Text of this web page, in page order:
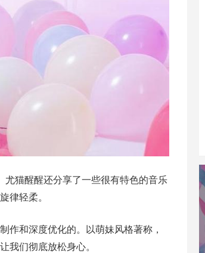
尤猫醒醒还分享了一些很有特色的音乐
律轻柔。
作和深度优化的。以萌妹风格著称，
我们彻底放松身心。